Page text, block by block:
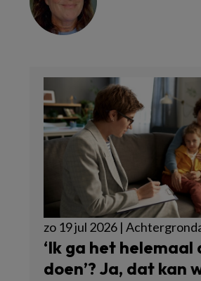
zo 19 jul 2026 |
‘Ik ga het helemaal
doen’? Ja, dat kan